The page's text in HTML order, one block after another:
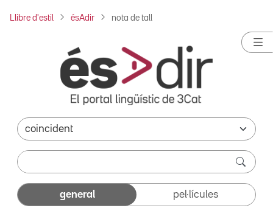
Llibre d'estil ésAdir nota de tall
general pel·lícules